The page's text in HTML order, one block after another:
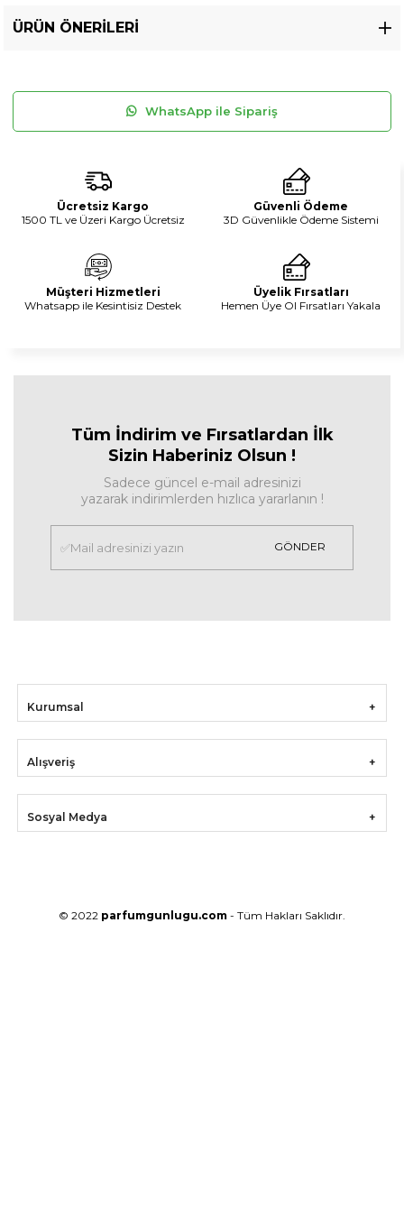
ÜRÜN ÖNERILERI
WhatsApp ile Sipariş
Ücretsiz Kargo
1500 TL ve Üzeri Kargo Ücretsiz
Güvenli Ödeme
3D Güvenlikle Ödeme Sistemi
Müşteri Hizmetleri
Whatsapp ile Kesintisiz Destek
Üyelik Fırsatları
Hemen Üye Ol Fırsatları Yakala
Tüm İndirim ve Fırsatlardan İlk
Sizin Haberiniz Olsun !
Sadece güncel e-mail adresinizi
yazarak indirimlerden hızlıca yararlanın !
GÖNDER
Kurumsal
Alışveriş
Sosyal Medya
© 2022 parfumgunlugu.com - Tüm Hakları Saklıdır.